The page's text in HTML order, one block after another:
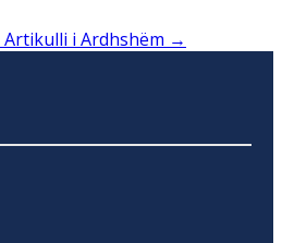
Artikulli i Ardhshëm →